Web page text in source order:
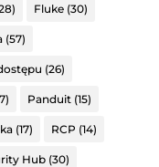
Fluke(30)
(57)
(26)
Panduit(15)
(17) RCP (14)
Hub(30)